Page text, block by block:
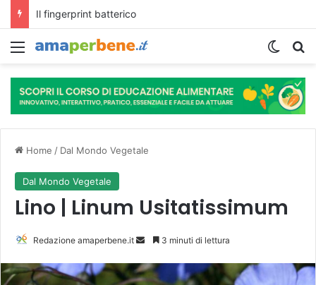
Menu
Home / Dal Mondo Vegetale
Dal Mondo Vegetale
Lino | Linum Usitatissimum
Redazione amaperbene.it
v
3 minuti di lettura